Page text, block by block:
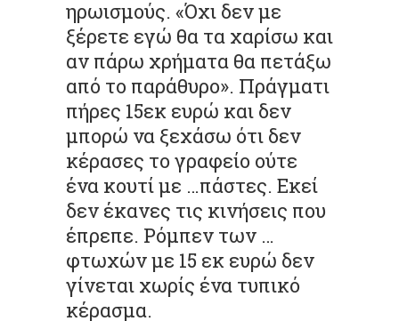
ηρωισμούς. «Όχι δεν με
ξέρετε εγώ θα τα χαρίσω και
αν πάρω χρήματα θα πετάξω
από το παράθυρο». Πράγματι
πήρες 15εκ ευρώ και δεν
μπορώ να ξεχάσω ότι δεν
κέρασες το γραφείο ούτε
ένα κουτί με …πάστες. Εκεί
δεν έκανες τις κινήσεις που
έπρεπε. Ρόμπεν των …
φτωχών με 15 εκ ευρώ δεν
γίνεται χωρίς ένα τυπικό
κέρασμα.